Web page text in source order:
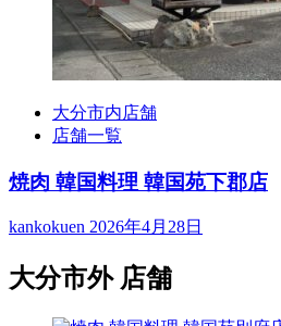
大分市内店舗
店舗一覧
焼肉 韓国料理 韓国苑下郡店
kankokuen 2026年4月28日
大分市外 店舗